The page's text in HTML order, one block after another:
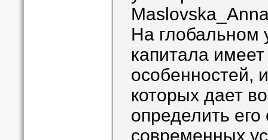
На глобальном
капитала
особенностей,
которых дает
определить
современных